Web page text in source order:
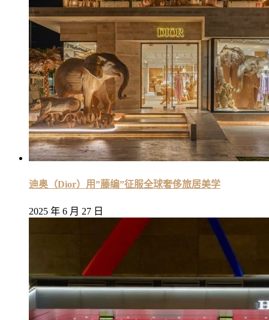
迪奥（Dior）用”藤编”征服全球奢侈旅居美学
2025 年 6 月 27 日